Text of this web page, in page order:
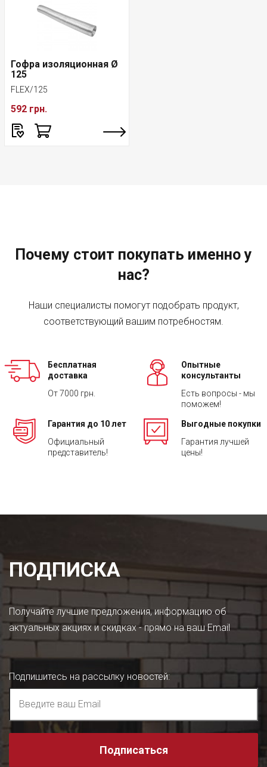
Гофра изоляционная Ø
125
FLEX/125
592 грн.
Почему стоит покупать именно у
нас?
Наши специалисты помогут подобрать продукт,
соответствующий вашим потребностям.
Бесплатная
доставка
От 7000 грн.
Опытные
консультанты
Есть вопросы - мы
поможем!
Гарантия до 10 лет
Официальный
представитель!
Выгодные покупки
Гарантия лучшей
цены!
ПОДПИСКА
Получайте лучшие предложения, информацию об
актуальных акциях и скидках - прямо на ваш Email
Подпишитесь на рассылку новостей:
Подписаться